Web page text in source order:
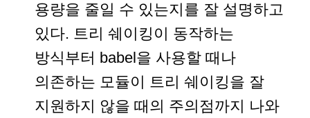
용량을 줄일 수 있는지를 잘 설명하고
있다. 트리 쉐이킹이 동작하는
방식부터 babel을 사용할 때나
의존하는 모듈이 트리 쉐이킹을 잘
지원하지 않을 때의 주의점까지 나와